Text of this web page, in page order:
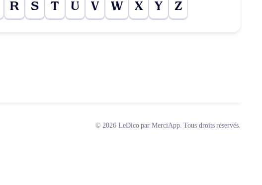
R S T U V W X Y Z
© 2026 LeDico par MerciApp. Tous droits réservés.